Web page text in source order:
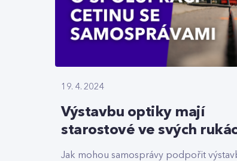
19. 4. 2024
Výstavbu optiky mají
starostové ve svých
Jak mohou samosprávy podpořit